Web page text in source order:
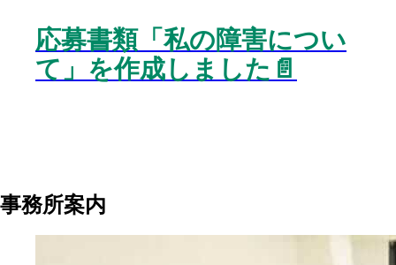
応募書類「私の障害につい
て」を作成しました📄
事務所案内